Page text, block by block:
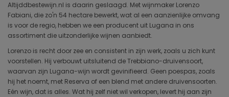
Altijddbestewijn.nl is daarin geslaagd. Met wijnmaker Lorenzo
Fabiani, die zo'n 54 hectare bewerkt, wat al een aanzienlijke omvang
is voor de regio, hebben we een producent uit Lugana in ons
assortiment die uitzonderlijke wijnen aanbiedt.
Lorenzo is recht door zee en consistent in zijn werk, zoals u zich kunt
voorstellen. Hij verbouwt uitsluitend de Trebbiano-druivensoort,
waarvan zijn Lugana-wijn wordt gevinifieerd. Geen poespas, zoals
hij het noemt, met Reserva of een blend met andere druivensoorten.
Eén wijn, dat is alles. Wat hij zelf niet wil verkopen, levert hij aan zijn